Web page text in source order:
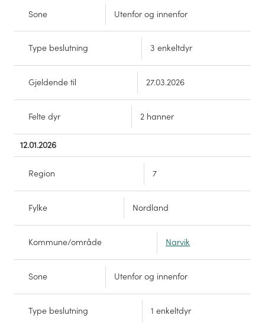
Sone Utenfor og innenfor
Type beslutning 3 enkeltdyr
Gjeldende til 27.03.2026
Felte dyr 2 hanner
12.01.2026
Region 7
Fylke Nordland
Kommune/område Narvik
Sone Utenfor og innenfor
Type beslutning 1 enkeltdyr